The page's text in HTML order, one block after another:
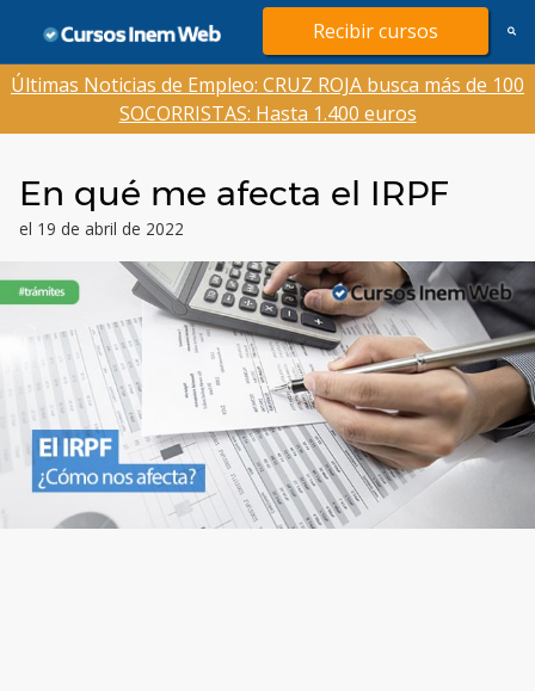
contenido
Recibir cursos
Últimas Noticias de Empleo: CRUZ ROJA busca más de 100
SOCORRISTAS: Hasta 1.400 euros
En qué me afecta el IRPF
el 19 de abril de 2022